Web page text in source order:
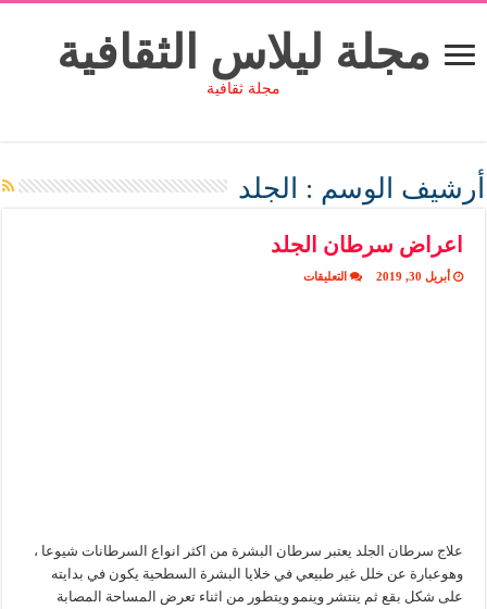
مجلة ليلاس الثقافية
مجلة ثقافية
أرشيف الوسم : الجلد
اعراض سرطان الجلد
أبريل 30, 2019 التعليقاتعلى
علاج سرطان الجلد يعتبر سرطان البشرة من اكثر انواع السرطانات شيوعا ،
وهوعبارة عن خلل غير طبيعي في خلايا البشرة السطحية يكون في بدايته
على شكل بقع ثم ينتشر وينمو ويتطور من اثناء تعرض المساحة المصابة